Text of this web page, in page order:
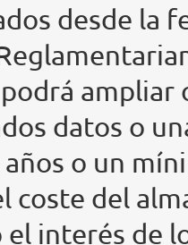
desde la
ampliar
datos o
o un
coste del
el interés de